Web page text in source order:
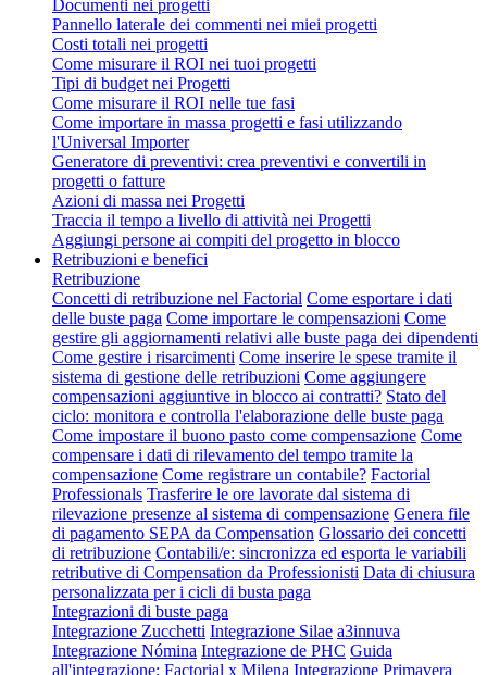
Documenti nei progetti
Pannello laterale dei commenti nei miei progetti
Costi totali nei progetti
Come misurare il ROI nei tuoi progetti
Tipi di budget nei Progetti
Come misurare il ROI nelle tue fasi
Come importare in massa progetti e fasi utilizzando
l'Universal Importer
Generatore di preventivi: crea preventivi e convertili in
progetti o fatture
Azioni di massa nei Progetti
Traccia il tempo a livello di attività nei Progetti
Aggiungi persone ai compiti del progetto in blocco
Retribuzioni e benefici
Retribuzione
Concetti di retribuzione nel Factorial Come esportare i dati
delle buste paga Come importare le compensazioni Come
gestire gli aggiornamenti relativi alle buste paga dei dipendenti
Come gestire i risarcimenti Come inserire le spese tramite il
sistema di gestione delle retribuzioni Come aggiungere
compensazioni aggiuntive in blocco ai contratti? Stato del
ciclo: monitora e controlla l'elaborazione delle buste paga
Come impostare il buono pasto come compensazione Come
compensare i dati di rilevamento del tempo tramite la
compensazione Come registrare un contabile? Factorial
Professionals Trasferire le ore lavorate dal sistema di
rilevazione presenze al sistema di compensazione Genera file
di pagamento SEPA da Compensation Glossario dei concetti
di retribuzione Contabili/e: sincronizza ed esporta le variabili
retributive di Compensation da Professionisti Data di chiusura
personalizzata per i cicli di busta paga
Integrazioni di buste paga
Integrazione Zucchetti Integrazione Silae a3innuva
Integrazione Nómina Integrazione de PHC Guida
all'integrazione: Factorial x Milena Integrazione Primavera